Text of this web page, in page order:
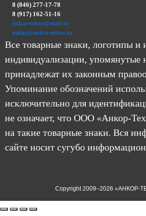
8 (846) 277-17-78
8 (917) 162-51-16
ankor-tehno@mail.ru
zakaz@ankor-tehno.ru
Все товарные знаки, логотипы и
индивидуализации, упомянутые
принадлежат их законным
Упоминание обозначений
исключительно для
не означает, что ООО «Анкор-
на такие товарные знаки. Вся
сайте носит сугубо
Copyright 2009–2026 «АНКОР-